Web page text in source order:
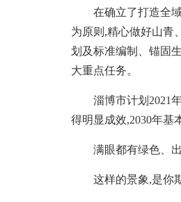
在确立了打造全域
为原则,精心做好山青
划及标准编制、锚固
大重点任务。
淄博市计划2021年
得明显成效,2030年基
满眼都有绿色、出
这样的景象,是你